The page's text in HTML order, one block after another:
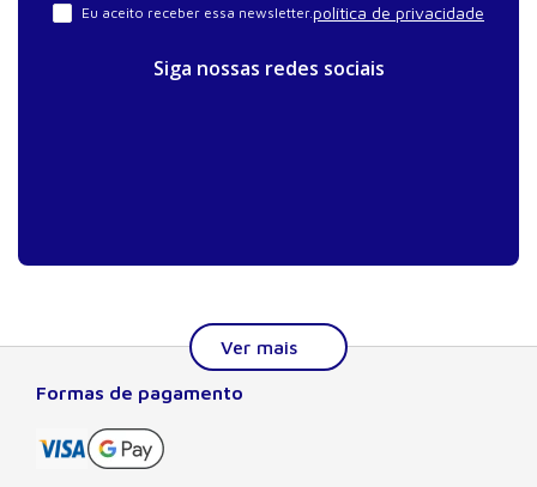
Eu aceito receber essa newsletter. política de privacidade
Siga nossas redes sociais
A Editora Manole é líder em prover conteúdo essencial à
Formas de pagamento